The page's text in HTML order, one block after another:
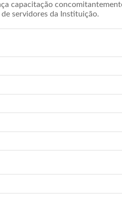
capacitação
de servidores da Instituição.